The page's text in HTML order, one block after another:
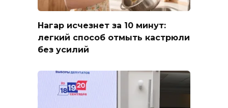
Нагар исчезнет за 10 минут:
легкий способ отмыть кастрюли
без усилий